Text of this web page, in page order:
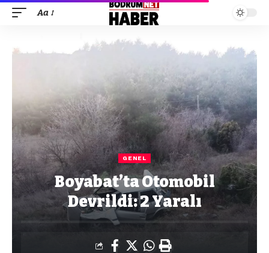
Aa
GENEL
Boyabat’ta Otomobil
Devrildi: 2 Yaralı